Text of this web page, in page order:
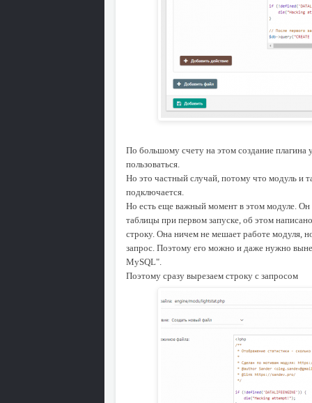
По большому счету на этом создание
пользоваться.
Но это частный случай, потому что модуль и
подключается.
Но есть еще важный момент в этом модуле. Он
таблицы при первом запуске, об этом
строку. Она ничем не мешает работе модуля,
запрос. Поэтому его можно и даже нужно
MySQL".
Поэтому сразу вырезаем строку с запросом